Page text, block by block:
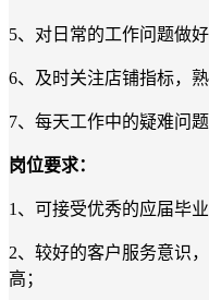
5、 对日常的工作问题做
6、 及时关注店铺指标，
7、 每天工作中的疑难问
岗位要求：
1 、 可接受优秀的应届毕
2、 较好的客户服务意识
高 ；